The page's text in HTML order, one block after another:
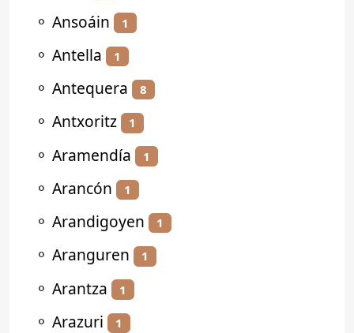
⚬ Ansoáin 1
⚬ Antella 1
⚬ Antequera 8
⚬ Antxoritz 1
⚬ Aramendía 1
⚬ Arancón 1
⚬ Arandigoyen 1
⚬ Aranguren 1
⚬ Arantza 1
⚬ Arazuri 1